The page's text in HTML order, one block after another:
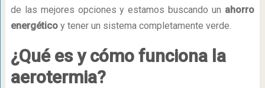
de las mejores opciones y estamos buscando un ahorro
energéticoy tener un sistema completamente verde.
¿Qué es y cómo funciona la
aerotermia?